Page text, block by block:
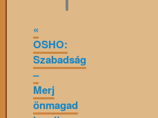
«
OSHO:
Szabadság
–
Merj
önmagad